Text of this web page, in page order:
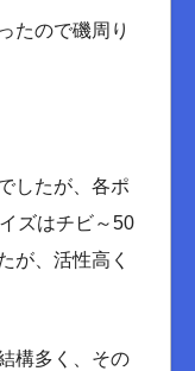
たので磯周り
したが、各ポ
ズはチビ～50
が、活性高く
構多く、その